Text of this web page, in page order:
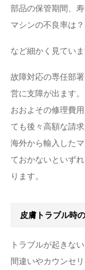
部品の保管期間、
マシンの不良率は？
など細かく見ていま
故障対応の専任部
営に支障が出ます。
おおよその修理費
ても後々高額な請
海外から輸入した
ておかないといず
ります。
皮膚トラブル時
トラブルが起きな
間違いやカウンセ